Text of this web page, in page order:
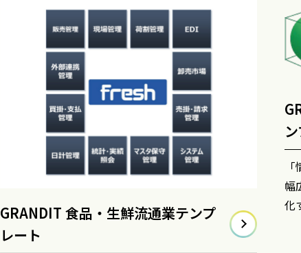
GRANDIT 食品・生鮮流通業テンプ
レート
幅
化